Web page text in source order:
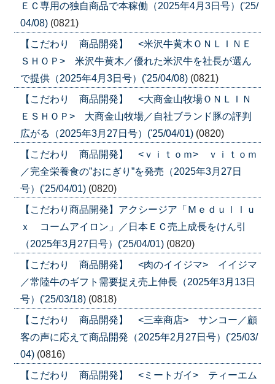
ＥＣ専用の独自商品で本稼働（2025年4月3日号）('25/
04/08) (0821)
【こだわり 商品開発】 <米沢牛黄木ＯＮＬＩＮＥ
ＳＨＯＰ> 米沢牛黄木／優れた米沢牛を社長が選ん
で提供（2025年4月3日号）('25/04/08) (0821)
【こだわり 商品開発】 <大商金山牧場ＯＮＬＩＮ
ＥＳＨＯＰ> 大商金山牧場／自社ブランド豚の評判
広がる（2025年3月27日号）('25/04/01) (0820)
【こだわり 商品開発】 <ｖｉｔｏｍ> ｖｉｔｏｍ
／完全栄養食の”おにぎり”を発売（2025年3月27日
号）('25/04/01) (0820)
【こだわり商品開発】アクシージア「Ｍｅｄｕｌｌｕ
ｘ コームアイロン」／日本ＥＣ売上成長をけん引
（2025年3月27日号）('25/04/01) (0820)
【こだわり 商品開発】 <肉のイイジマ> イイジマ
／常陸牛のギフト需要捉え売上伸長（2025年3月13日
号）('25/03/18) (0818)
【こだわり 商品開発】 <三幸商店> サンコー／顧
客の声に応えて商品開発（2025年2月27日号）('25/03/
04) (0816)
【こだわり 商品開発】 <ミートガイ> ティーエム